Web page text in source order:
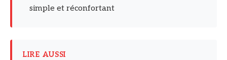
simple et réconfortant
LIRE AUSSI